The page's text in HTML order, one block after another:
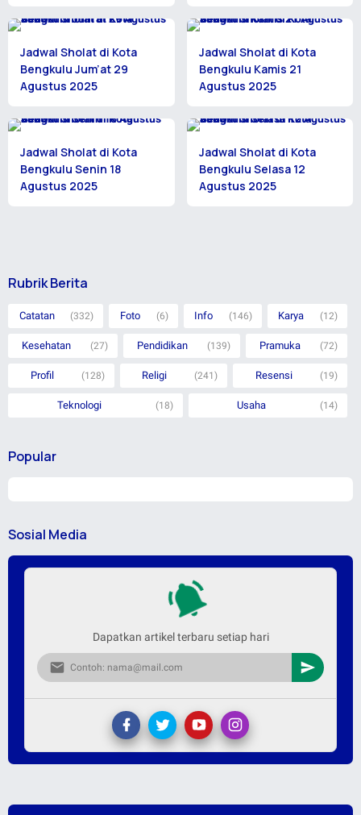
Jadwal Sholat di Kota
Bengkulu Jum’at 29
Agustus 2025
Jadwal Sholat di Kota
Bengkulu Kamis 21
Agustus 2025
Jadwal Sholat di Kota
Bengkulu Senin 18
Agustus 2025
Jadwal Sholat di Kota
Bengkulu Selasa 12
Agustus 2025
Rubrik Berita
Catatan (332) Foto (6) Info (146) Karya (12)
Kesehatan (27) Pendidikan (139) Pramuka (72)
Profil (128) Religi (241) Resensi (19)
Teknologi (18) Usaha (14)
Popular
Sosial Media
Dapatkan artikel terbaru setiap hari